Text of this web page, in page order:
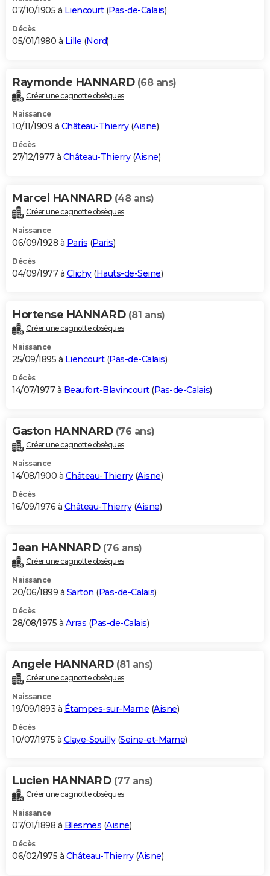
07/10/1905 à Liencourt(Pas-de-Calais)
Décès
05/01/1980 à Lille (Nord)
Raymonde HANNARD (68 ans)
Créer une cagnotte obsèques
Naissance
10/11/1909 à Château-Thierry(Aisne)
Décès
27/12/1977 à Château-Thierry(Aisne)
Marcel HANNARD (48 ans)
Créer une cagnotte obsèques
Naissance
06/09/1928 à Paris (Paris)
Décès
04/09/1977 à Clichy(Hauts-de-Seine)
Hortense HANNARD (81 ans)
Créer une cagnotte obsèques
Naissance
25/09/1895 à Liencourt(Pas-de-Calais)
Décès
14/07/1977 à Beaufort-Blavincourt(Pas-de-Calais)
Gaston HANNARD (76 ans)
Créer une cagnotte obsèques
Naissance
14/08/1900 à Château-Thierry(Aisne)
Décès
16/09/1976 à Château-Thierry(Aisne)
Jean HANNARD (76 ans)
Créer une cagnotte obsèques
Naissance
20/06/1899 à Sarton (Pas-de-Calais)
Décès
28/08/1975 à Arras (Pas-de-Calais)
Angele HANNARD (81 ans)
Créer une cagnotte obsèques
Naissance
19/09/1893 à Étampes-sur-Marne (Aisne)
Décès
10/07/1975 à Claye-Souilly(Seine-et-Marne)
Lucien HANNARD (77 ans)
Créer une cagnotte obsèques
Naissance
07/01/1898 à Blesmes (Aisne)
Décès
06/02/1975 à Château-Thierry(Aisne)